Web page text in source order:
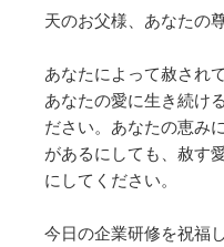
天のお父様、あなたの
あなたによって赦され
あなたの愛に生き続け
ださい。あなたの恵み
があるにしても、赦す
にしてください。
今日の企業研修を祝福